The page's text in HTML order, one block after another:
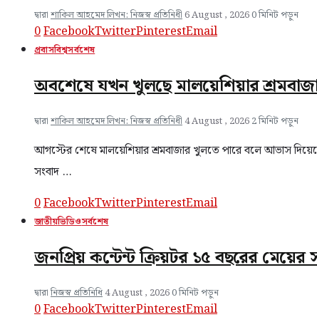
দ্বারাশাকিল আহমেদ লিখন: নিজস্ব প্রতিনিধী6 August , 20260 মিনিট পড়ুন
0FacebookTwitterPinterestEmail
প্রবাসবিশ্বসর্বশেষ
অবশেষে যখন খুলছে মালয়েশিয়ার
দ্বারাশাকিল আহমেদ লিখন: নিজস্ব প্রতিনিধী4 August , 20262 মিনিট পড়ুন
আগস্টের শেষে মালয়েশিয়ার শ্রমবাজার খুলতে পারে বলে আভাস
সংবাদ …
0FacebookTwitterPinterestEmail
জাতীয়ভিডিওসর্বশেষ
জনপ্রিয় কন্টেন্ট ক্রিয়টর ১৫ বছরের
দ্বারানিজস্ব প্রতিনিধি4 August , 20260 মিনিট পড়ুন
0FacebookTwitterPinterestEmail